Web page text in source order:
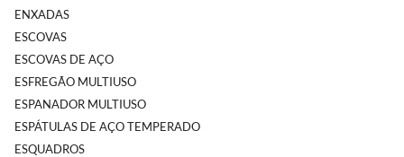
ENXADAS
ESCOVAS
ESCOVAS DE AÇO
ESFREGÃO MULTIUSO
ESPANADOR MULTIUSO
ESPÁTULAS DE AÇO TEMPERADO
ESQUADROS